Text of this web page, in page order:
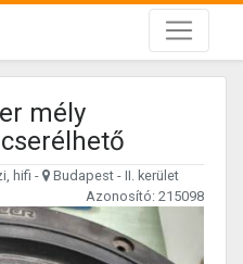
mély
hifi -
Budapest - II. kerület
Azonosító: 215098